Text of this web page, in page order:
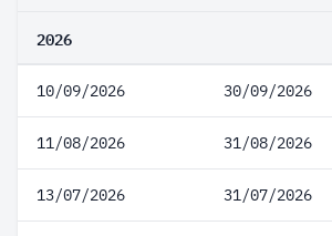
2026
10/09/2026 30/09/2026
11/08/2026 31/08/2026
13/07/2026 31/07/2026